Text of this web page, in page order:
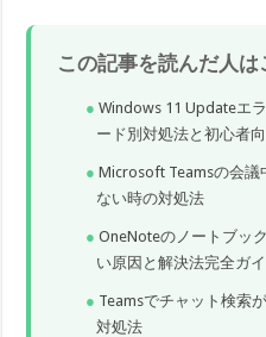
この記事を読んだ人
Windows 11 Updateエ
ード別対処法と初心者
Microsoft Teamsの会議
ない時の対処法
OneNoteのノートブッ
い原因と解決法完全ガ
Teamsでチャット検索
対処法